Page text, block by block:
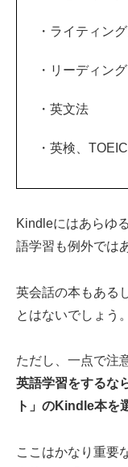
・ライティン
・リーディング
・英文法
・英検、
Kindleにはあらゆ
語学習も例外では
英会話の本もある
とはないでしょう。
ただし、一点で注
英語学習をするな
ト」のKindle本を
ここはかなり重要